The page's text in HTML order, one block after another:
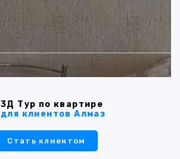
3Д Тур по квартире
для клиентов Алмаз
Стать клиентом